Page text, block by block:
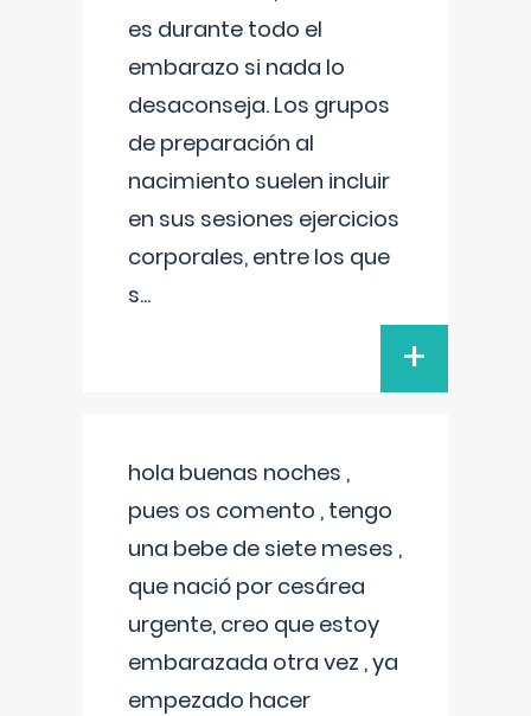
es durante todo el
embarazo si nada lo
desaconseja. Los grupos
de preparación al
nacimiento suelen incluir
en sus sesiones ejercicios
corporales, entre los que
s...
+
hola buenas noches ,
pues os comento , tengo
una bebe de siete meses ,
que nació por cesárea
urgente, creo que estoy
embarazada otra vez , ya
empezado hacer